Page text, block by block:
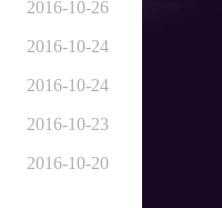
2016-10-26
2016-10-24
2016-10-24
2016-10-23
2016-10-20